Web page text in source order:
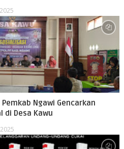
Ngawi Gencarkan
di Desa Kawu